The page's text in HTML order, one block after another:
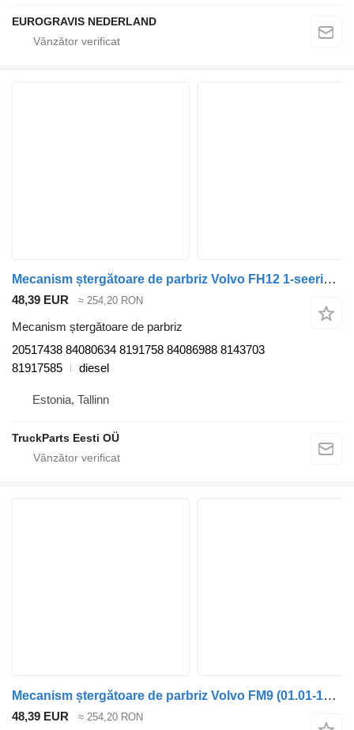
EUROGRAVIS NEDERLAND
Mecanism ștergătoare de parbriz Volvo FH12 1-seeria (01.93-12.02) 20517438 pentru cap tractor Volvo FH12, FH16, NH12, FH, VNL780 (1993-2014)
48,39 EUR ≈ 254,20 RON
Mecanism ștergătoare de parbriz
20517438 84080634 8191758 84086988 8143703
81917585
diesel
Estonia, Tallinn
TruckParts Eesti OÜ
Mecanism ștergătoare de parbriz Volvo FM9 (01.01-12.05) 20517438 pentru cap tractor Volvo FM7-FM12, FM, FMX (1998-2014)
48,39 EUR ≈ 254,20 RON